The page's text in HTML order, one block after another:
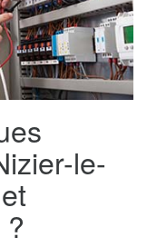
le-